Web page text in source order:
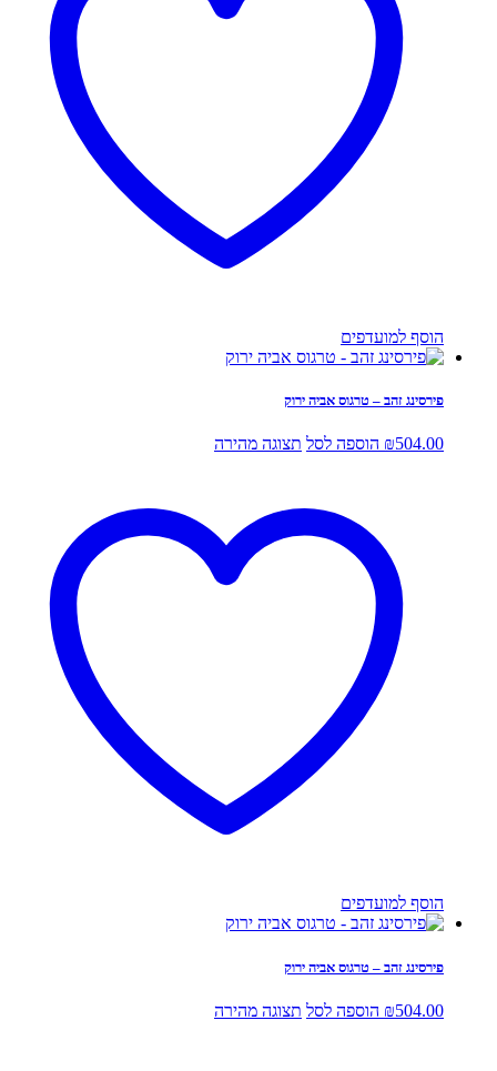
הוסף למועדפים
פירסינג זהב – טרגוס אביה ירוק
₪504.00 הוספה לסל תצוגה מהירה
הוסף למועדפים
פירסינג זהב – טרגוס אביה ירוק
₪504.00 הוספה לסל תצוגה מהירה